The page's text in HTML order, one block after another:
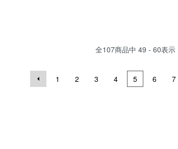
全107商品中 49 - 60表示
1 2 3 4 5 6 7